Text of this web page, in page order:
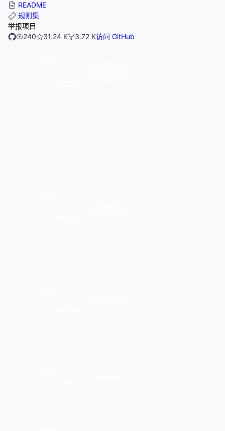
README
规则集
举报项目
240
31.24 K 3.72 K访问 GitHub